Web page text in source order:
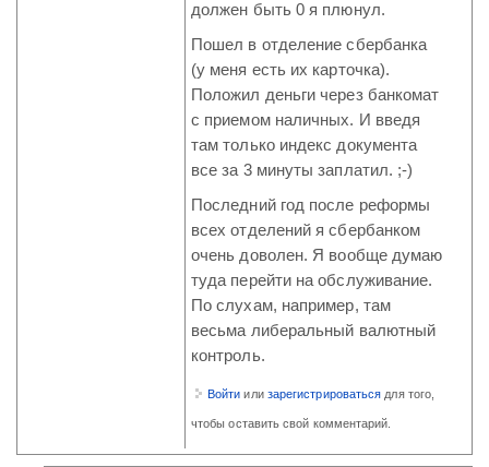
должен быть 0 я плюнул.
Пошел в отделение сбербанка
(у меня есть их карточка).
Положил деньги через банкомат
с приемом наличных. И введя
там только индекс документа
все за 3 минуты заплатил. ;-)
Последний год после реформы
всех отделений я сбербанком
очень доволен. Я вообще думаю
туда перейти на обслуживание.
По слухам, например, там
весьма либеральный валютный
контроль.
Войти или зарегистрироваться для того,
чтобы оставить свой комментарий.